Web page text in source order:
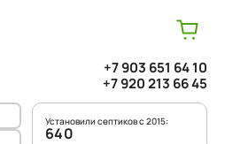
Установили септиков с 2015:
640
+7 903 651 64 10
+7 920 213 66 45